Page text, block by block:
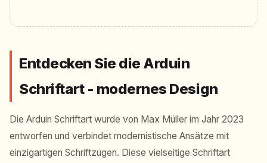
Entdecken Sie die Arduin
Schriftart - modernes Design
Die Arduin Schriftart wurde von Max Müller im Jahr 2023
entworfen und verbindet modernistische Ansätze mit
einzigartigen Schriftzügen. Diese vielseitige Schriftart